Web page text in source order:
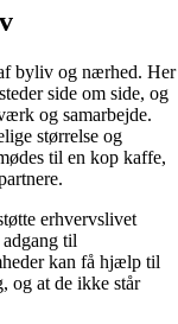
byliv og nærhed. Her
side om side, og
og samarbejde.
størrelse og
til en kop kaffe,
erhvervslivet
til
kan få hjælp til
og at de ikke står